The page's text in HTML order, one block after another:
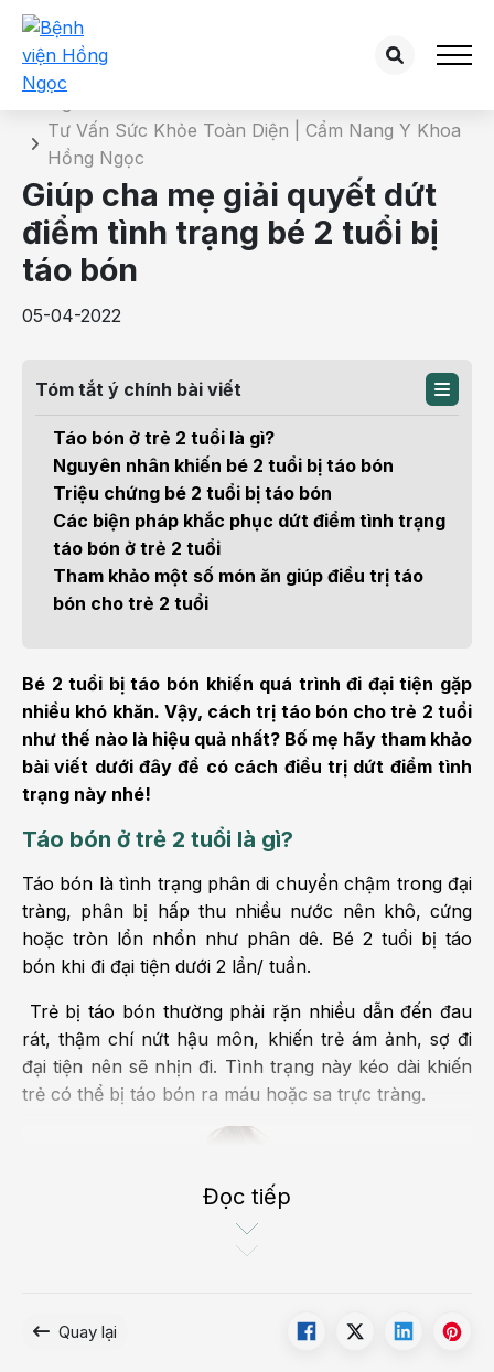
Chi tiết bài tư vấn
Tư Vấn Sức Khỏe Toàn Diện | Cẩm Nang Y Khoa
Hồng Ngọc
Giúp cha mẹ giải quyết dứt
điểm tình trạng bé 2 tuổi bị
táo bón
05-04-2022
Tóm tắt ý chính bài viết
Táo bón ở trẻ 2 tuổi là gì?
Nguyên nhân khiến bé 2 tuổi bị táo bón
Triệu chứng bé 2 tuổi bị táo bón
Các biện pháp khắc phục dứt điểm tình trạng
táo bón ở trẻ 2 tuổi
Tham khảo một số món ăn giúp điều trị táo
bón cho trẻ 2 tuổi
Bé 2 tuổi bị táo bón khiến quá trình đi đại tiện gặp
nhiều khó khăn. Vậy, cách trị táo bón cho trẻ 2 tuổi
như thế nào là hiệu quả nhất? Bố mẹ hãy tham khảo
bài viết dưới đây để có cách điều trị dứt điểm tình
trạng này nhé!
Táo bón ở trẻ 2 tuổi là gì?
Táo bón là tình trạng phân di chuyển chậm trong đại
tràng, phân bị hấp thu nhiều nước nên khô, cứng
hoặc tròn lổn nhổn như phân dê. Bé 2 tuổi bị táo
bón khi đi đại tiện dưới 2 lần/ tuần.
Trẻ bị táo bón thường phải rặn nhiều dẫn đến đau
rát, thậm chí nứt hậu môn, khiến trẻ ám ảnh, sợ đi
đại tiện nên sẽ nhịn đi. Tình trạng này kéo dài khiến
trẻ có thể bị táo bón ra máu hoặc sa trực tràng.
Đọc tiếp
Quay lại